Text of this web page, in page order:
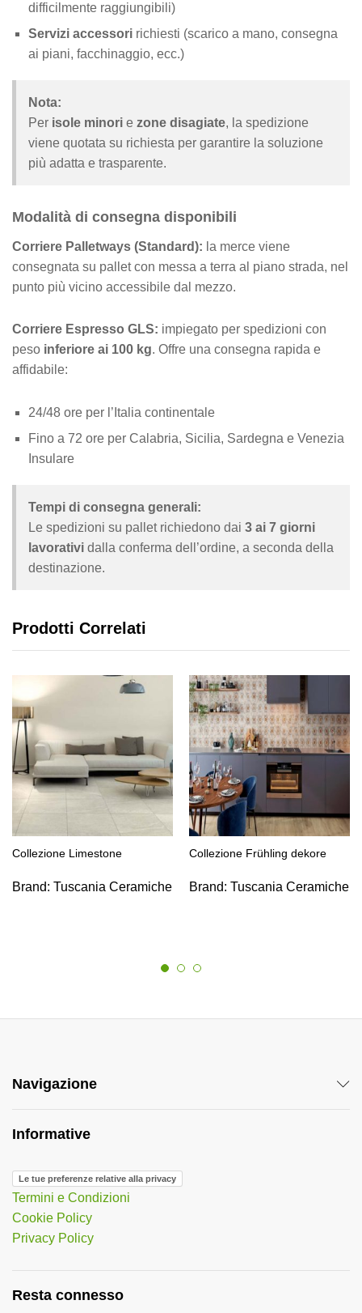
difficilmente raggiungibili)
Servizi accessori richiesti (scarico a mano, consegna
ai piani, facchinaggio, ecc.)
Nota:
Per isole minori e zone disagiate, la spedizione
viene quotata su richiesta per garantire la soluzione
più adatta e trasparente.
Modalità di consegna disponibili
Corriere Palletways (Standard): la merce viene
consegnata su pallet con messa a terra al piano strada, nel
punto più vicino accessibile dal mezzo.
Corriere Espresso GLS: impiegato per spedizioni con
peso inferiore ai 100 kg. Offre una consegna rapida e
affidabile:
24/48 ore per l’Italia continentale
Fino a 72 ore per Calabria, Sicilia, Sardegna e Venezia
Insulare
Tempi di consegna generali:
Le spedizioni su pallet richiedono dai 3 ai 7 giorni
lavorativi dalla conferma dell’ordine, a seconda della
destinazione.
Prodotti Correlati
Collezione Limestone
Brand: Tuscania Ceramiche
Collezione Frühling dekore
Brand: Tuscania Ceramiche
Navigazione
Informative
Le tue preferenze relative alla privacy
Termini e Condizioni
Cookie Policy
Privacy Policy
Resta connesso